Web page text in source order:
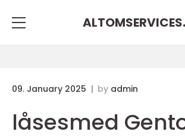
ALTOMSERVICES.
09. January 2025 by admin
låsesmed